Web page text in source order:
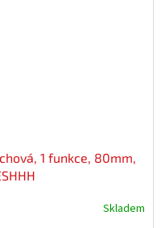
1 funkce, 80mm,
Skladem